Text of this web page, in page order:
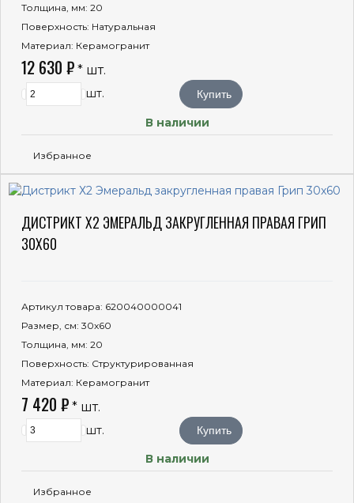
Толщина, мм: 20
Поверхность: Натуральная
Материал: Керамогранит
12 630 ₽ * шт.
шт. Купить
В наличии
Избранное
ДИСТРИКТ Х2 ЭМЕРАЛЬД ЗАКРУГЛЕННАЯ ПРАВАЯ ГРИП
30X60
Артикул товара: 620040000041
Размер, см: 30x60
Толщина, мм: 20
Поверхность: Структурированная
Материал: Керамогранит
7 420 ₽ * шт.
шт. Купить
В наличии
Избранное